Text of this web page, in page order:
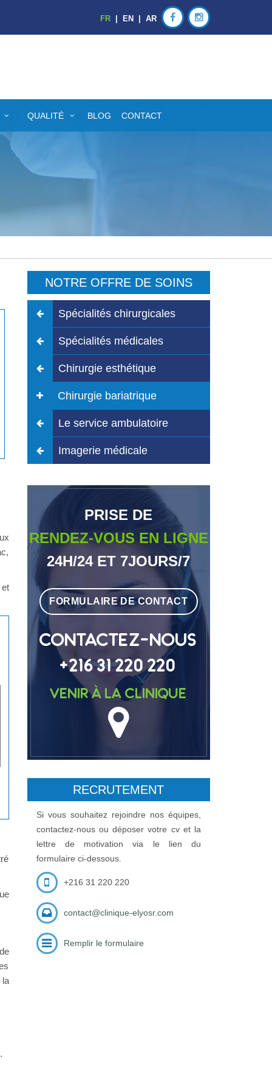
AR
EN
FR
QUALITÉ BLOG CONTACT
la
NOTRE OFFRE DE SOINS
Spécialités chirurgicales
Spécialités médicales
Chirurgie esthétique
Chirurgie bariatrique
Le service ambulatoire
Imagerie médicale
PRISE DE
RENDEZ-VOUS EN LIGNE
24H/24 ET 7JOURS/7
FORMULAIRE DE CONTACT
CONTACTEZ-NOUS
+216 31 220 220
Venir à la clinique
RECRUTEMENT
Si vous souhaitez rejoindre nos équipes,
contactez-nous ou déposer votre cv et la
lettre de motivation via le lien du
formulaire ci-dessous.
+216 31 220 220
contact@clinique-elyosr.com
Remplir le formulaire